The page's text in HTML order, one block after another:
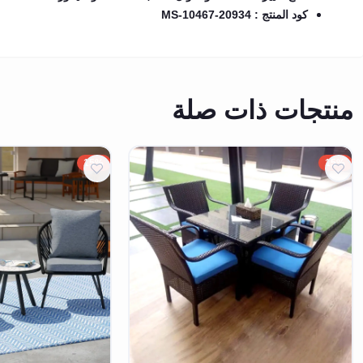
كود المنتج : MS-10467-20934
منتجات ذات صلة
15%
15%